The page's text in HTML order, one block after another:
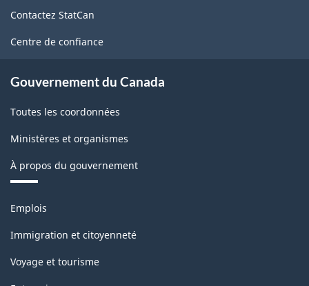
1.0
de
ce
site
Contactez StatCan
Centre de confiance
Gouvernement du Canada
Toutes les coordonnées
Ministères et organismes
À propos du gouvernement
Thèmes
sujets
Emplois
Immigration et citoyenneté
Voyage et tourisme